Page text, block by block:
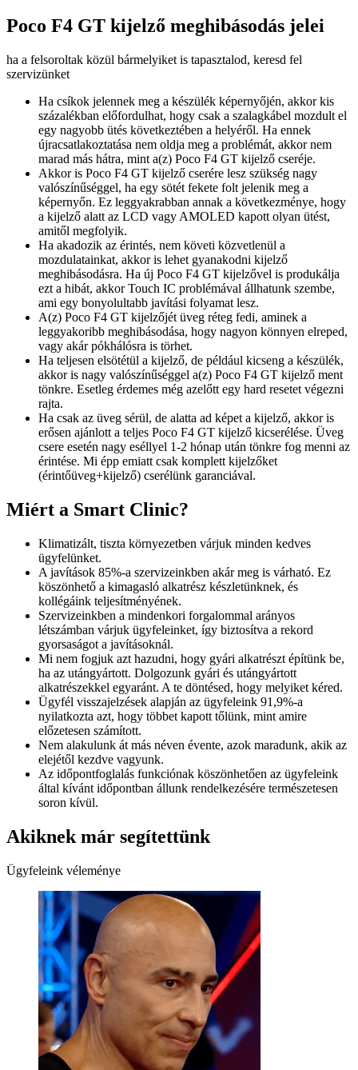
Poco F4 GT kijelző meghibásodás jelei
ha a felsoroltak közül bármelyiket is tapasztalod, keresd fel
szervizünket
Ha csíkok jelennek meg a készülék képernyőjén, akkor kis
százalékban előfordulhat, hogy csak a szalagkábel mozdult el
egy nagyobb ütés következtében a helyéről. Ha ennek
újracsatlakoztatása nem oldja meg a problémát, akkor nem
marad más hátra, mint a(z) Poco F4 GT kijelző cseréje.
Akkor is Poco F4 GT kijelző cserére lesz szükség nagy
valószínűséggel, ha egy sötét fekete folt jelenik meg a
képernyőn. Ez leggyakrabban annak a következménye, hogy
a kijelző alatt az LCD vagy AMOLED kapott olyan ütést,
amitől megfolyik.
Ha akadozik az érintés, nem követi közvetlenül a
mozdulatainkat, akkor is lehet gyanakodni kijelző
meghibásodásra. Ha új Poco F4 GT kijelzővel is produkálja
ezt a hibát, akkor Touch IC problémával állhatunk szembe,
ami egy bonyolultabb javítási folyamat lesz.
A(z) Poco F4 GT kijelzőjét üveg réteg fedi, aminek a
leggyakoribb meghibásodása, hogy nagyon könnyen elreped,
vagy akár pókhálósra is törhet.
Ha teljesen elsötétül a kijelző, de például kicseng a készülék,
akkor is nagy valószínűséggel a(z) Poco F4 GT kijelző ment
tönkre. Esetleg érdemes még azelőtt egy hard resetet végezni
rajta.
Ha csak az üveg sérül, de alatta ad képet a kijelző, akkor is
erősen ajánlott a teljes Poco F4 GT kijelző kicserélése. Üveg
csere esetén nagy eséllyel 1-2 hónap után tönkre fog menni az
érintése. Mi épp emiatt csak komplett kijelzőket
(érintőüveg+kijelző) cserélünk garanciával.
Miért a Smart Clinic?
Klimatizált, tiszta környezetben várjuk minden kedves
ügyfelünket.
A javítások 85%-a szervizeinkben akár meg is várható. Ez
köszönhető a kimagasló alkatrész készletünknek, és
kollégáink teljesítményének.
Szervizeinkben a mindenkori forgalommal arányos
létszámban várjuk ügyfeleinket, így biztosítva a rekord
gyorsaságot a javításoknál.
Mi nem fogjuk azt hazudni, hogy gyári alkatrészt építünk be,
ha az utángyártott. Dolgozunk gyári és utángyártott
alkatrészekkel egyaránt. A te döntésed, hogy melyiket kéred.
Ügyfél visszajelzések alapján az ügyfeleink 91,9%-a
nyilatkozta azt, hogy többet kapott tőlünk, mint amire
előzetesen számított.
Nem alakulunk át más néven évente, azok maradunk, akik az
elejétől kezdve vagyunk.
Az időpontfoglalás funkciónak köszönhetően az ügyfeleink
által kívánt időpontban állunk rendelkezésére természetesen
soron kívül.
Akiknek már segítettünk
Ügyfeleink véleménye